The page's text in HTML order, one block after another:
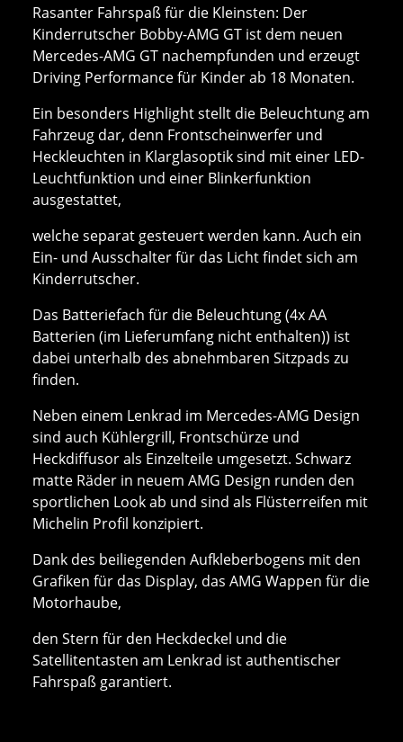
Rasanter Fahrspaß für die Kleinsten: Der
Kinderrutscher Bobby-AMG GT ist dem neuen
Mercedes-AMG GT nachempfunden und erzeugt
Driving Performance für Kinder ab 18 Monaten.
Ein besonders Highlight stellt die Beleuchtung am
Fahrzeug dar, denn Frontscheinwerfer und
Heckleuchten in Klarglasoptik sind mit einer LED-
Leuchtfunktion und einer Blinkerfunktion
ausgestattet,
welche separat gesteuert werden kann. Auch ein
Ein- und Ausschalter für das Licht findet sich am
Kinderrutscher.
Das Batteriefach für die Beleuchtung (4x AA
Batterien (im Lieferumfang nicht enthalten)) ist
dabei unterhalb des abnehmbaren Sitzpads zu
finden.
Neben einem Lenkrad im Mercedes-AMG Design
sind auch Kühlergrill, Frontschürze und
Heckdiffusor als Einzelteile umgesetzt. Schwarz
matte Räder in neuem AMG Design runden den
sportlichen Look ab und sind als Flüsterreifen mit
Michelin Profil konzipiert.
Dank des beiliegenden Aufkleberbogens mit den
Grafiken für das Display, das AMG Wappen für die
Motorhaube,
den Stern für den Heckdeckel und die
Satellitentasten am Lenkrad ist authentischer
Fahrspaß garantiert.